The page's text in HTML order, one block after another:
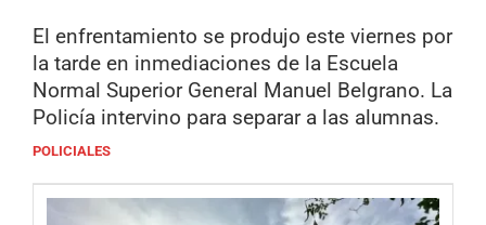
El enfrentamiento se produjo este viernes por
la tarde en inmediaciones de la Escuela
Normal Superior General Manuel Belgrano. La
Policía intervino para separar a las alumnas.
POLICIALES